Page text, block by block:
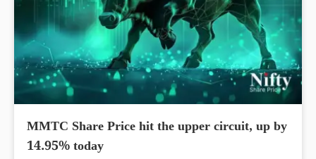
MMTC Share Price hit the upper circuit, up by
14.95% today